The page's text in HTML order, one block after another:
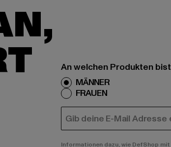
An welchen Produkten
MÄNNER
FRAUEN
E-MAIL
Informationen dazu, wie DefShop